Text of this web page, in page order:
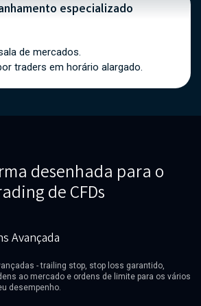
especializado
de mercados.
traders em horário alargado.
desenhada para o
de CFDs
Avançada
- trailing stop, stop loss garantido,
ao mercado e ordens de limite para os vários
desempenho.